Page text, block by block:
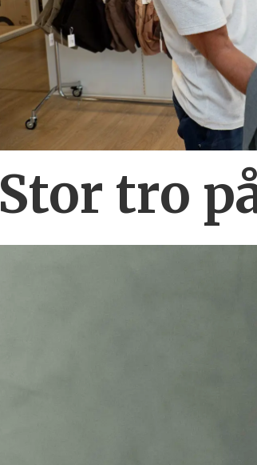
Stor tro